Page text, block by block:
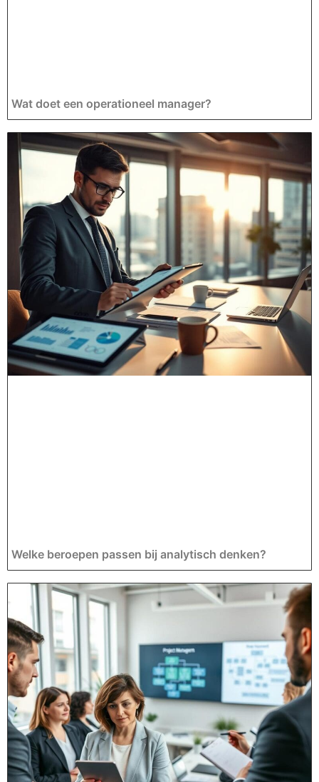
Wat doet een operationeel manager?
Welke beroepen passen bij analytisch denken?